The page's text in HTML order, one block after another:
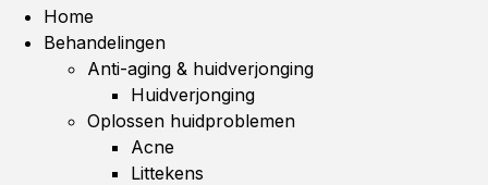
Home
Behandelingen
Anti-aging & huidverjonging
Huidverjonging
Oplossen huidproblemen
Acne
Littekens